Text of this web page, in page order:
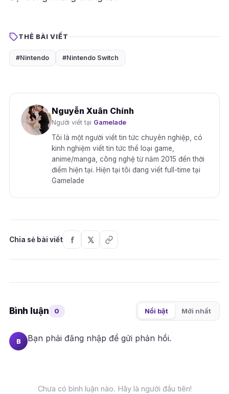
THẺ BÀI VIẾT
#Nintendo #Nintendo Switch
Nguyễn Xuân Chính
Người viết tại Gamelade
Tôi là một người viết tin tức chuyên nghiệp, có
kinh nghiệm viết tin tức thể loại game,
anime/manga, công nghệ từ năm 2015 đến thời
điểm hiện tại. Hiện tại tôi đang viết full-time tại
Gamelade
Chia sẻ bài viết
Bình luận 0 Nổi bật Mới nhất
B Bạn phải đăng nhập để gửi phản hồi.
Chưa có bình luận nào. Hãy là người đầu tiên!